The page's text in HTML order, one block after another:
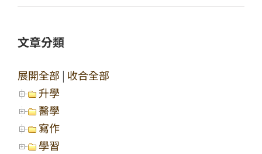
文章分類
展開全部 | 收合全部
升學
醫學
寫作
學習